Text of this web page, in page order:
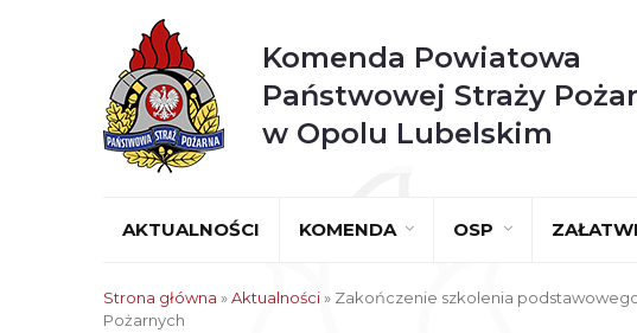
Komenda Powiatowa
Państwowej Straży
w Opolu Lubelskim
AKTUALNOŚCI KOMENDA OSP
Strona główna »Aktualności» Zakończenie szkolenia
Pożarnych